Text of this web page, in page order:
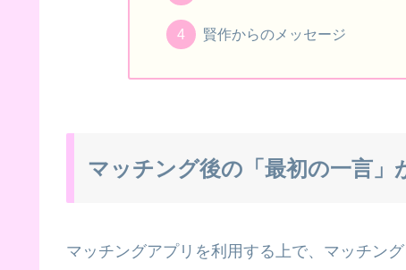
賢作からのメッセージ
マッチング後の「最初の一言
マッチングアプリを利用する上で、マッチン